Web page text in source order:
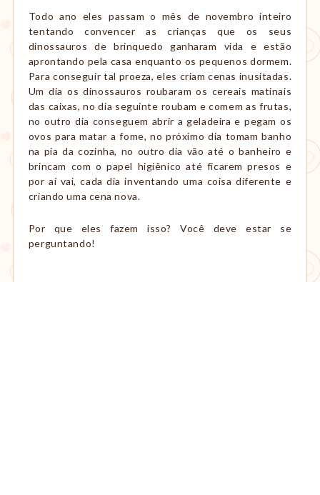
Todo ano eles passam o mês de novembro inteiro
tentando convencer as crianças que os seus
dinossauros de brinquedo ganharam vida e estão
aprontando pela casa enquanto os pequenos dormem.
Para conseguir tal proeza, eles criam cenas inusitadas.
Um dia os dinossauros roubaram os cereais matinais
das caixas, no dia seguinte roubam e comem as frutas,
no outro dia conseguem abrir a geladeira e pegam os
ovos para matar a fome, no próximo dia tomam banho
na pia da cozinha, no outro dia vão até o banheiro e
brincam com o papel higiênico até ficarem presos e
por aí vai, cada dia inventando uma coisa diferente e
criando uma cena nova.
Por que eles fazem isso? Você deve estar se
perguntando!